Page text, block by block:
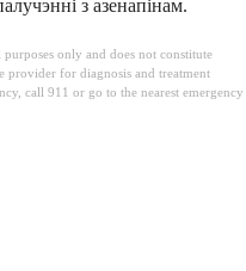
з азенапінам.
only and does not constitute
provider for diagnosis and treatment
call 911 or go to the nearest emergency